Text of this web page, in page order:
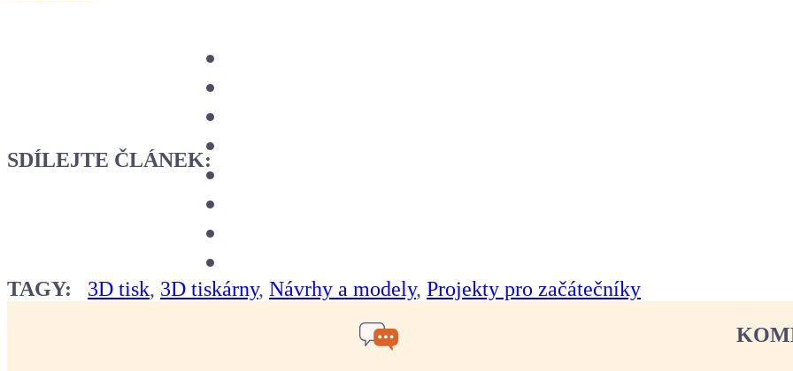
SDÍLEJTE ČLÁNEK:
TAGY: 3D tisk, 3D tiskárny,Návrhy a modely,Projekty pro začátečníky